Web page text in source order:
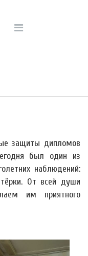
защиты дипломов
был один из
наблюдений:
От всей души
им приятного